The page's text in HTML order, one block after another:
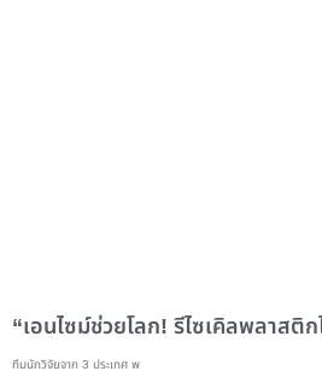
“เอนไซม์ช่วยโลก! รีไซเคิลพลาสติก
ทีมนักวิจัยจาก 3 ประเทศ พ